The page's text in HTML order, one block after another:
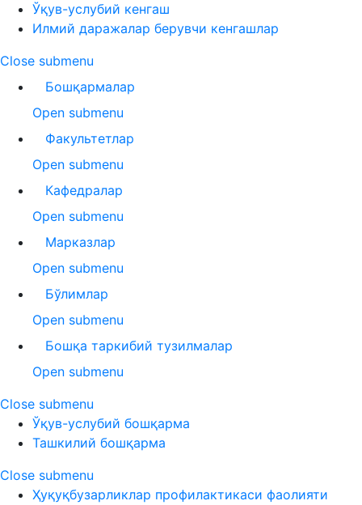
Ўқув-услубий кенгаш
Илмий даражалар берувчи кенгашлар
Close submenu
Бошқармалар
Open submenu
Факультетлар
Open submenu
Кафедралар
Open submenu
Марказлар
Open submenu
Бўлимлар
Open submenu
Бошқа таркибий тузилмалар
Open submenu
Close submenu
Ўқув-услубий бошқарма
Ташкилий бошқарма
Close submenu
Ҳуқуқбузарликлар профилактикаси фаолияти